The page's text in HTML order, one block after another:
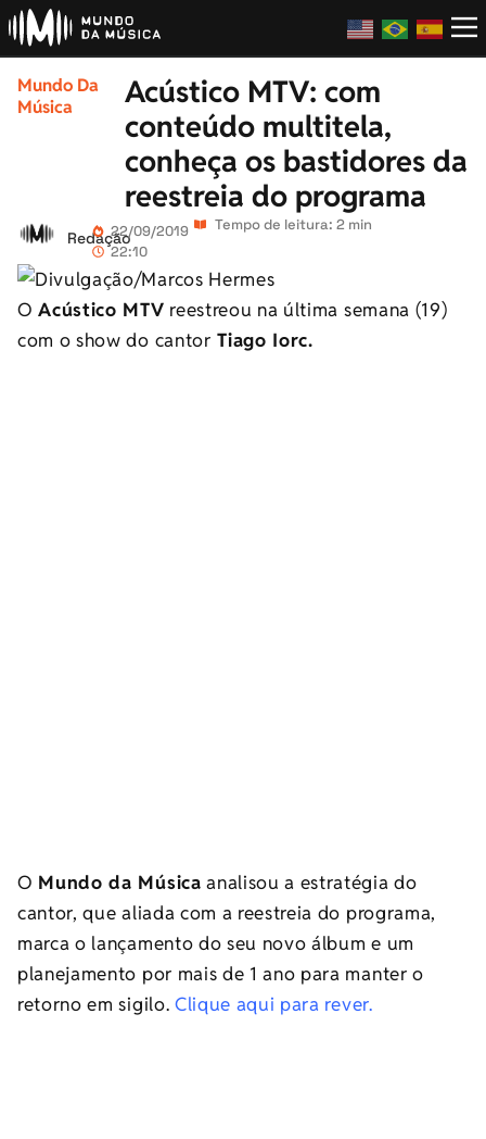
Mundo Da
Música
Acústico MTV: com
conteúdo multitela,
conheça os bastidores da
reestreia do programa
Redação22/09/2019
22:10
Tempo de leitura: 2 min
OAcústico MTV reestreou na última semana (19)
com o show do cantor Tiago Iorc.
O Mundo da Música analisou a estratégia do
cantor, que aliada com a reestreia do programa,
marca o lançamento do seu novo álbum e um
planejamento por mais de 1 ano para manter o
retorno em sigilo. Clique aqui para rever.